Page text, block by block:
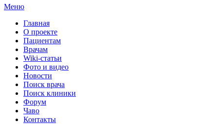
Меню
Главная
О проекте
Пациентам
Врачам
Wiki-статьи
Фото и видео
Новости
Поиск врача
Поиск клиники
Форум
Чаво
Контакты